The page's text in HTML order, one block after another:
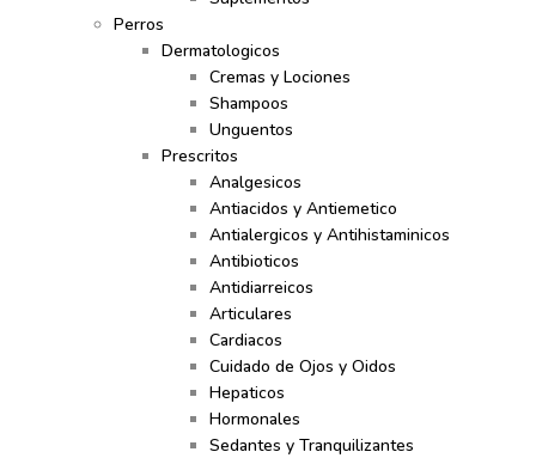
Perros
Dermatologicos
Cremas y Lociones
Shampoos
Unguentos
Prescritos
Analgesicos
Antiacidos y Antiemetico
Antialergicos y Antihistaminicos
Antibioticos
Antidiarreicos
Articulares
Cardiacos
Cuidado de Ojos y Oidos
Hepaticos
Hormonales
Sedantes y Tranquilizantes